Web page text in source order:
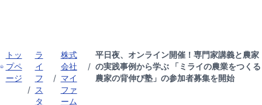
トッ
プペ
ージ
/
ラ
イ
フ
ス
タ
/
株式
会社
マイ
ファ
ーム
/
平日夜、オンライン開催！専門家講義と農家
の実践事例から学ぶ 「ミライの農業をつくる
農家の背伸び塾」の参加者募集を開始